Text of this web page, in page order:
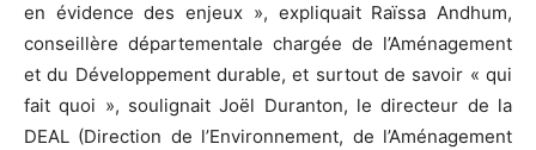
en évidence des enjeux », expliquait Raïssa Andhum,
conseillère départementale chargée de l’Aménagement
et du Développement durable, et surtout de savoir « qui
fait quoi », soulignait Joël Duranton, le directeur de la
DEAL (Direction de l’Environnement, de l’Aménagement